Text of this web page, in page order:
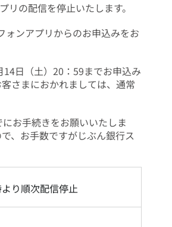
の配信を停止いたします。
ォンアプリからのお申込みをお
日（土）20：59までお申込み
さまにおかれましては、通常
お手続きをお願いいたしま
、お手数ですがじぶん銀行ス
り順次配信停止